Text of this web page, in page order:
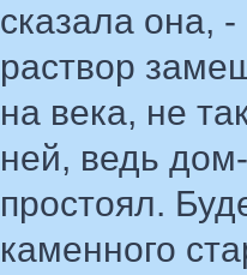
сказала она,
раствор
на века, не
ней, ведь
простоял.
каменного